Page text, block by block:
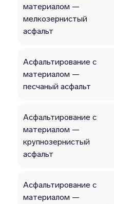
материалом —
мелкозернистый
асфальт
Асфальтирование с
материалом —
песчаный асфальт
Асфальтирование с
материалом —
крупнозернистый
асфальт
Асфальтирование с
материалом —